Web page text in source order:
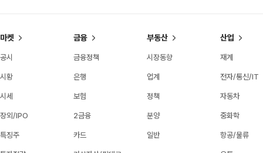
마켓
공시
시황
시세
장외/IPO
특징주
금융
금융정책
은행
보험
2금융
카드
부동산
시장동향
업계
정책
분양
일반
산업
재계
전자/통신/IT
자동차
중화학
항공/물류